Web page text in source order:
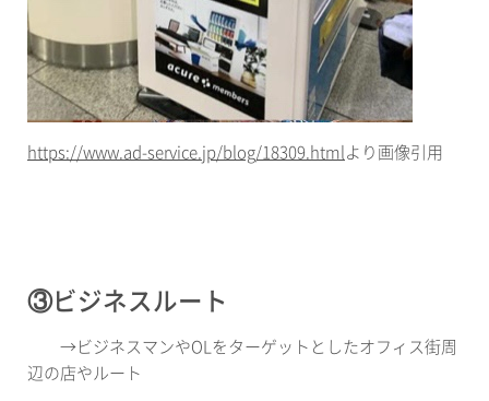
https://www.ad-service.jp/blog/18309.htmlより画像引用
③ビジネスルート
→ビジネスマンやOLをターゲットとしたオフィス街周
辺の店やルート